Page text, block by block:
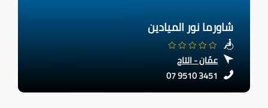
شاورما نور الميادين
عمّان - التاج
07 9510 3451